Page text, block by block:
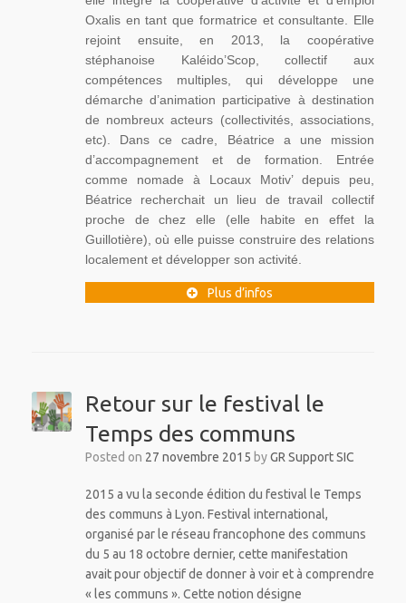
Oxalis en tant que formatrice et consultante. Elle
rejoint ensuite, en 2013, la coopérative
stéphanoise Kaléido’Scop, collectif aux
compétences multiples, qui développe une
démarche d’animation participative à destination
de nombreux acteurs (collectivités, associations,
etc). Dans ce cadre, Béatrice a une mission
d’accompagnement et de formation. Entrée
comme nomade à Locaux Motiv’ depuis peu,
Béatrice recherchait un lieu de travail collectif
proche de chez elle (elle habite en effet la
Guillotière), où elle puisse construire des relations
localement et développer son activité.
Plus d’infos
Retour sur le festival le
Temps des communs
Posted on 27 novembre 2015 byGR Support SIC
2015 a vu la seconde édition du festival le Temps
des communs à Lyon. Festival international,
organisé par le réseau francophone des communs
du 5 au 18 octobre dernier, cette manifestation
avait pour objectif de donner à voir et à comprendre
« les communs ». Cette notion désigne